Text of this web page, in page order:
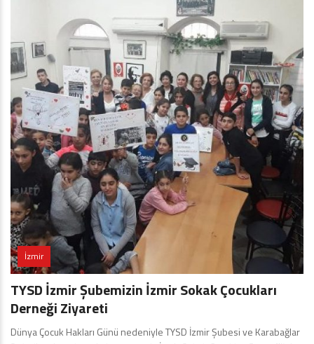
İzmir
TYSD İzmir Şubemizin İzmir Sokak Çocukları
Derneği Ziyareti
Dünya Çocuk Hakları Günü nedeniyle TYSD İzmir Şubesi ve Karabağlar